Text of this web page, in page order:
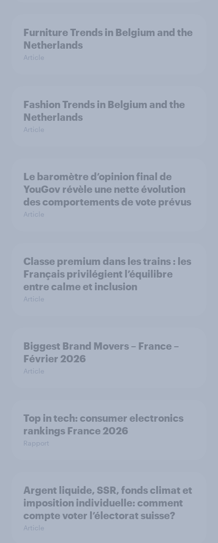
Furniture Trends in Belgium and the
Netherlands
Article
Fashion Trends in Belgium and the
Netherlands
Article
Le baromètre d’opinion final de
YouGov révèle une nette évolution
des comportements de vote prévus
Article
Classe premium dans les trains : les
Français privilégient l’équilibre
entre calme et inclusion
Article
Biggest Brand Movers – France –
Février 2026
Article
Top in tech: consumer electronics
rankings France 2026
Rapport
Argent liquide, SSR, fonds climat et
imposition individuelle: comment
compte voter l’électorat suisse?
Article